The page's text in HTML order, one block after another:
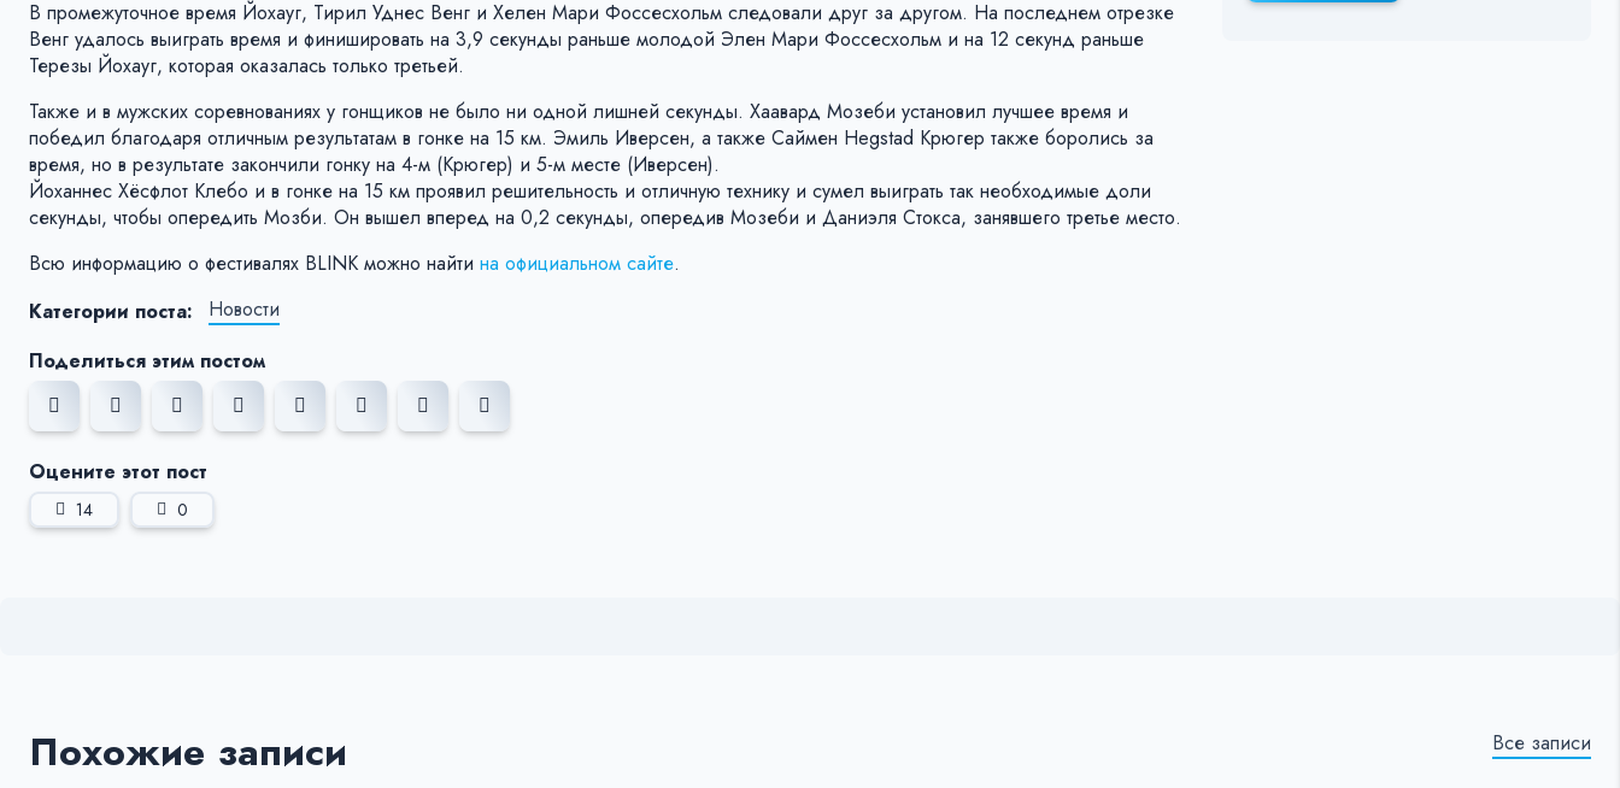
В промежуточное время Йохауг, Тирил Уднес Венг и Хелен Мари Фоссесхольм следовали друг за другом. На последнем отрезке
Венг удалось выиграть время и финишировать на 3,9 секунды раньше молодой Элен Мари Фоссесхольм и на 12 секунд раньше
Терезы Йохауг, которая оказалась только третьей.
Также и в мужских соревнованиях у гонщиков не было ни одной лишней секунды. Хаавард Мозеби установил лучшее время и
победил благодаря отличным результатам в гонке на 15 км. Эмиль Иверсен, а также Саймен Hegstad Крюгер также боролись за
время, но в результате закончили гонку на 4-м (Крюгер) и 5-м месте (Иверсен).
Йоханнес Хёсфлот Клебо и в гонке на 15 км проявил решительность и отличную технику и сумел выиграть так необходимые доли
секунды, чтобы опередить Мозби. Он вышел вперед на 0,2 секунды, опередив Мозеби и Даниэля Стокса, занявшего третье место.
Всю информацию о фестивалях BLINK можно найти на официальном сайте.
Категории поста:
Новости
Поделиться этим постом
Оцените этот пост
14 0
Похожие записи Все записи